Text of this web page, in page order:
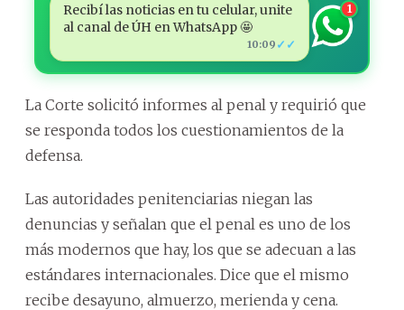
Recibí las noticias en tu celular, unite
al canal de ÚH en WhatsApp 🤩
10:09 ✓✓
1
La Corte solicitó informes al penal y requirió que
se responda todos los cuestionamientos de la
defensa.
Las autoridades penitenciarias niegan las
denuncias y señalan que el penal es uno de los
más modernos que hay, los que se adecuan a las
estándares internacionales. Dice que el mismo
recibe desayuno, almuerzo, merienda y cena.